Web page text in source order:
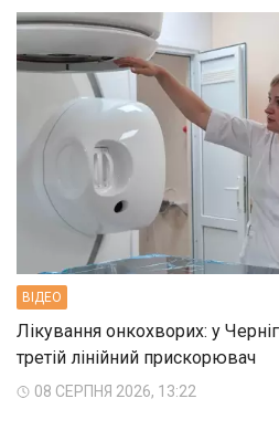
ВIДЕО
Лікування онкохворих: у
третій лінійний прискорювач
08 СЕРПНЯ 2026, 13:22